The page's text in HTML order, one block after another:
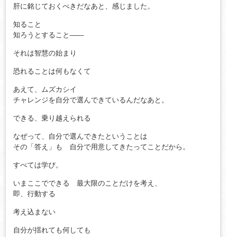
肝に銘じておくべきだなあと、感じました。
知ること
知ろうとすること――
それは智慧の始まり
恐れることは何もなくて
あえて、ムズカシイ
チャレンジを自分で選んできているんだなあと。
できる、乗り越えられる
なぜって、自分で選んできたということは
その「答え」も 自分で用意してきたってことだから。
すべては学び。
いまここでできる 最大限のことだけを考え、
即、行動する
考え込まない
自分が揺れても何しても